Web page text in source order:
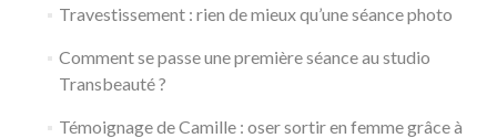
Travestissement : rien de mieux qu’une séance photo
Comment se passe une première séance au studio
Transbeauté ?
Témoignage de Camille : oser sortir en femme grâce à